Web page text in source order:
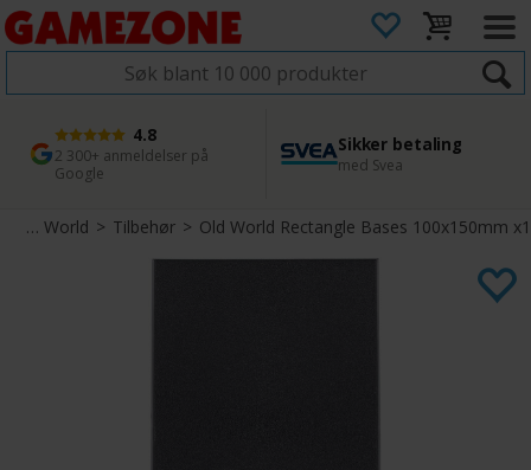
4.8
2 300+ anmeldelser på
Google
Sikker betaling
med Svea
1 dags levering
Bestill innen kl. 12
45 dager returfrist
Enkel retur
Warhammer The Old World>Tilbehør>Old World Rectangle Bases 100x150mm x1